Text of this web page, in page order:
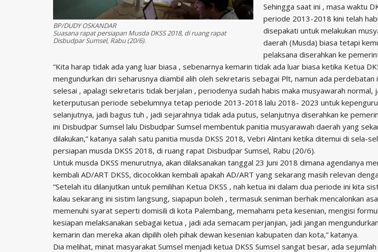
BP/DUDY OSKANDAR
Suasana rapat persiapan Musda DKSS 2018, di ruang rapat
Disbudpar Sumsel, Rabu (20/6).
Sehingga saat ini , masa waktu
periode 2013-2018 kini telah
disepakati untuk melakukan
daerah (Musda) biasa tetapi
pelaksana diserahkan ke
“Kita harap tidak ada yang luar biasa , sebenarnya kemarin tidak ada luar biasa ketika Ketua
mengundurkan diri seharusnya diambil alih oleh sekretaris sebagai Plt, namun ada perdebatan
selesai , apalagi sekretaris tidak berjalan , periodenya sudah habis maka musyawarah normal,
keterputusan periode sebelumnya tetap periode 2013-2018 lalu 2018- 2023 untuk
selanjutnya, jadi bagus tuh , jadi sejarahnya tidak ada putus, selanjutnya diserahkan ke
ini Disbudpar Sumsel lalu Disbudpar Sumsel membentuk panitia musyarawah daerah yang
dilakukan,” katanya salah satu panitia musda DKSS 2018, Vebri Alintani ketika ditemui di sela-
persiapan musda DKSS 2018, di ruang rapat Disbudpar Sumsel, Rabu (20/6).
Untuk musda DKSS menurutnya, akan dilaksanakan tanggal 23 Juni 2018 dimana agendanya
kembali AD/ART DKSS, dicocokkan kembali apakah AD/ART yang sekarang masih relevan
“Setelah itu dilanjutkan untuk pemilihan Ketua DKSS , nah ketua ini dalam dua periode ini kita
kalau sekarang ini sistim langsung, siapapun boleh , termasuk seniman berhak mencalonkan
memenuhi syarat seperti domisili di kota Palembang, memahami peta kesenian, mengisi
kesiapan melaksanakan sebagai ketua , jadi ada semacam perjanjian, jadi jangan
kemarin dan mereka akan dipilih oleh pihak dewan kesenian kabupaten dan kota,” katanya.
Dia melihat, minat masyarakat Sumsel menjadi ketua DKSS Sumsel sangat besar, ada sejumlah